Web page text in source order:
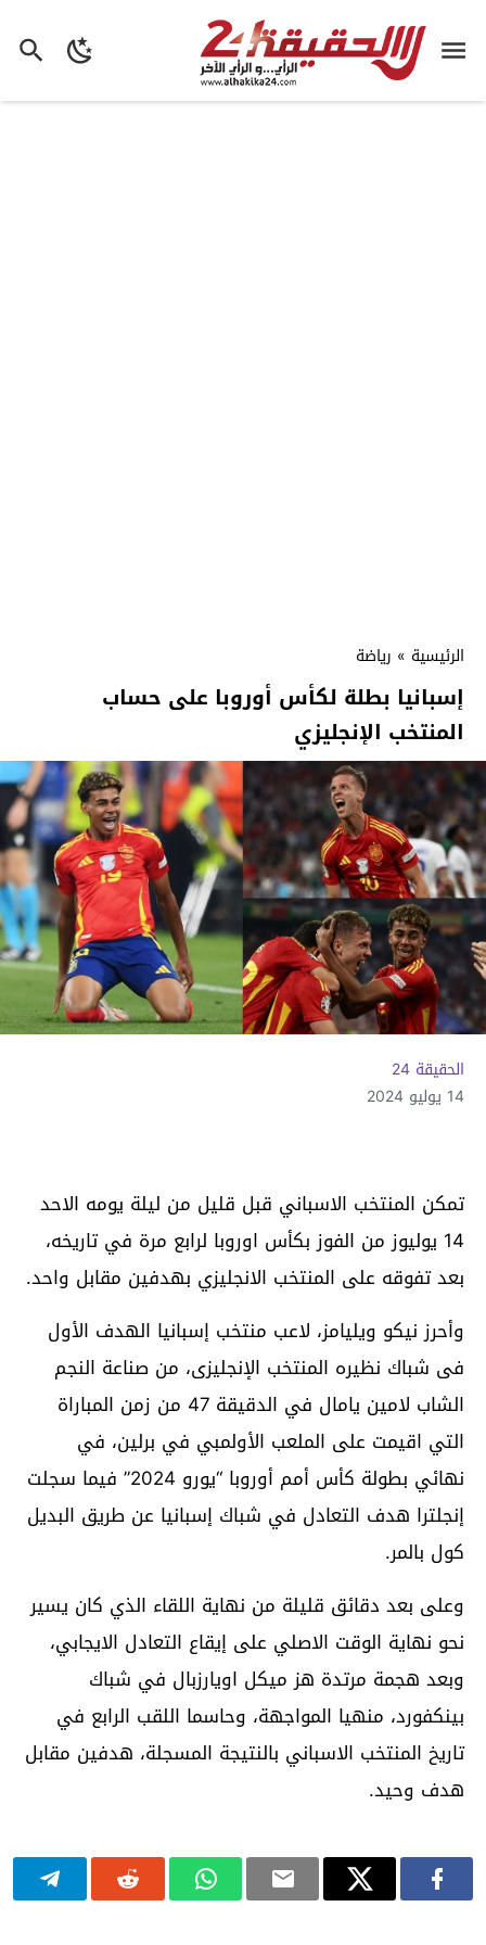
الرئيسية » رياضة
إسبانيا بطلة لكأس أوروبا على حساب
المنتخب الإنجليزي
الحقيقة 24
14 يوليو 2024
تمكن المنتخب الاسباني قبل قليل من ليلة يومه الاحد
14 يوليوز من الفوز بكأس اوروبا لرابع مرة في تاريخه،
بعد تفوقه على المنتخب الانجليزي بهدفين مقابل واحد.
وأحرز نيكو ويليامز، لاعب منتخب إسبانيا الهدف الأول
فى شباك نظيره المنتخب الإنجليزى، من صناعة النجم
الشاب لامين يامال في الدقيقة 47 من زمن المباراة
التي اقيمت على الملعب الأولمبي في برلين، في
نهائي بطولة كأس أمم أوروبا “يورو 2024” فيما سجلت
إنجلترا هدف التعادل في شباك إسبانيا عن طريق البديل
كول بالمر.
وعلى بعد دقائق قليلة من نهاية اللقاء الذي كان يسير
نحو نهاية الوقت الاصلي على إيقاع التعادل الايجابي،
وبعد هجمة مرتدة هز ميكل اويارزبال في شباك
بينكفورد، منهيا المواجهة، وحاسما اللقب الرابع في
تاريخ المنتخب الاسباني بالنتيجة المسجلة، هدفين مقابل
هدف وحيد.